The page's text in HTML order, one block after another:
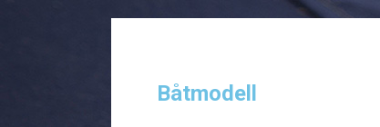
Båtmodell